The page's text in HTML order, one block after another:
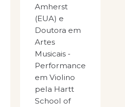
Amherst
(EUA) e
Doutora em
Musicais -
Performance
em Violino
pela Hartt
School of